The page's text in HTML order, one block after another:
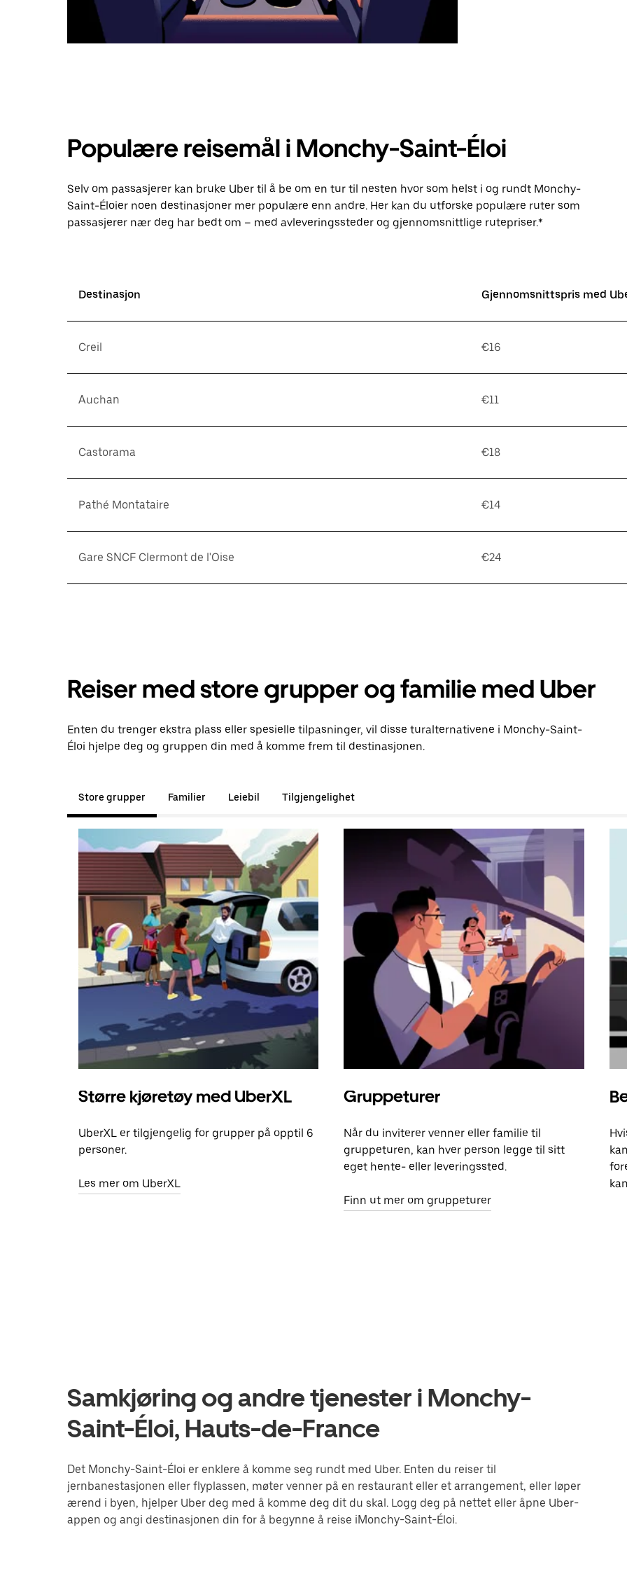
Populære reisemål i Monchy-Saint-Éloi
Selv om passasjerer kan bruke Uber til å be om en tur til nesten hvor som helst i og rundt Monchy-
Saint-Éloier noen destinasjoner mer populære enn andre. Her kan du utforske populære ruter som
passasjerer nær deg har bedt om – med avleveringssteder og gjennomsnittlige rutepriser.*
Destinasjon Gjennomsnittspris med
Creil €16
Auchan €11
Castorama €18
Pathé Montataire €14
Gare SNCF Clermont de l'Oise €24
Reiser med store grupper og familie med Uber
Enten du trenger ekstra plass eller spesielle tilpasninger, vil disse turalternativene i Monchy-Saint-
Éloi hjelpe deg og gruppen din med å komme frem til destinasjonen.
Store grupper Familier Leiebil Tilgjengelighet
Større kjøretøy med UberXL
UberXL er tilgjengelig for grupper på opptil 6
personer.
Les mer om UberXL
Gruppeturer
Når du inviterer venner eller familie til
gruppeturen, kan hver person legge til sitt
eget hente- eller leveringssted.
Finn ut mer om gruppeturer
Samkjøring og andre tjenester i Monchy-
Saint-Éloi, Hauts-de-France
Det Monchy-Saint-Éloi er enklere å komme seg rundt med Uber. Enten du reiser til
jernbanestasjonen eller flyplassen, møter venner på en restaurant eller et arrangement, eller løper
ærend i byen, hjelper Uber deg med å komme deg dit du skal. Logg deg på nettet eller åpne Uber-
appen og angi destinasjonen din for å begynne å reise iMonchy-Saint-Éloi.